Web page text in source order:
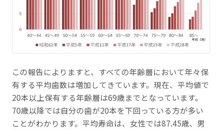
この報告によりますと、すべての年齢層において年々保
有する平均歯数は増加してきています。現在、平均値で
20本以上保有する年齢層は69歳までとなっています。
70歳以降では自分の歯が20本を下回っている方が多い
ことがわかります。平均寿命は、女性では87.45歳、男